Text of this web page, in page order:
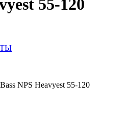
55-120
NPS Heavyest 55-120